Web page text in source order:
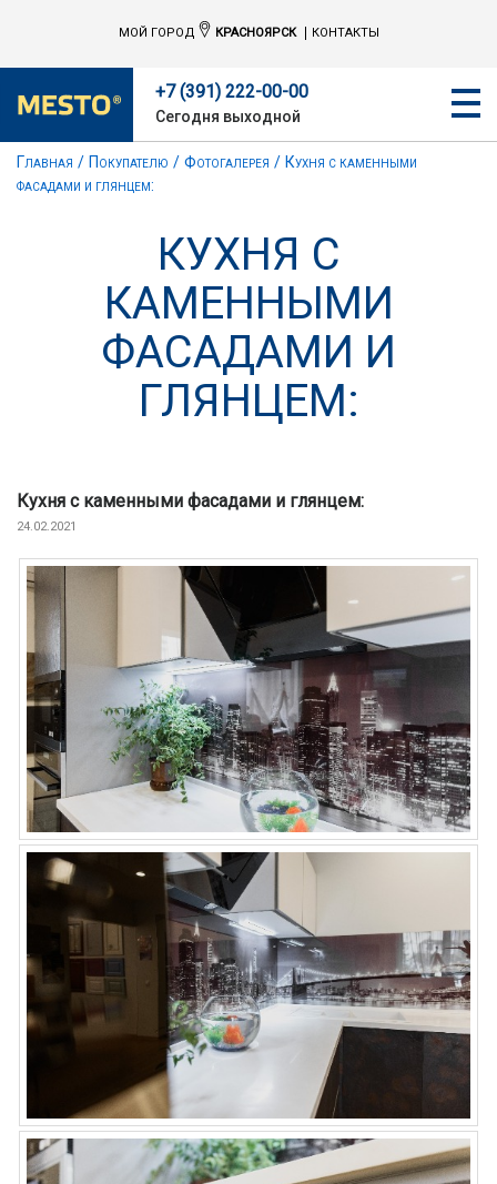
МОЙ ГОРОД КРАСНОЯРСК КОНТАКТЫ
+7 (391) 222-00-00
Сегодня выходной
Главная Покупателю Фотогалерея
Кухня с каменными
фасадами и глянцем:
КУХНЯ С
КАМЕННЫМИ
ФАСАДАМИ И
ГЛЯНЦЕМ:
Кухня с каменными фасадами и глянцем:
24.02.2021